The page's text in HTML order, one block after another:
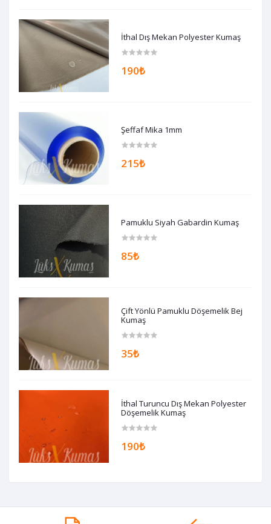
İthal Dış Mekan Polyester Kumaş
190₺
Şeffaf Mika 1mm
215₺
Pamuklu Siyah Gabardin Kumaş
85₺
Çift Yönlü Pamuklu Döşemelik Bej
Kumaş
35₺
İthal Turuncu Dış Mekan Polyester
Döşemelik Kumaş
190₺